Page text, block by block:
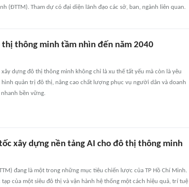
(ĐTTM). Tham dự có đại diện lãnh đạo các sở, ban, ngành liên quan.
thị thông minh tầm nhìn đến năm 2040
xây dựng đô thị thông minh không chỉ là xu thế tất yếu mà còn là yêu
quản trị đô thị, nâng cao chất lượng phục vụ người dân và doanh
bền vững.
xây dựng nền tảng AI cho đô thị thông minh
đang là một trong những mục tiêu chiến lược của TP Hồ Chí Minh.
của một siêu đô thị và vận hành hệ thống một cách hiệu quả, trí tuệ